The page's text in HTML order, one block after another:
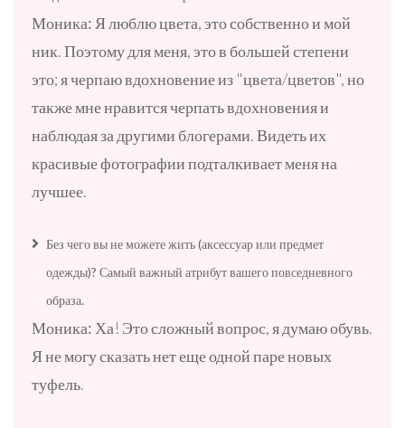
Моника: Я люблю цвета, это собственно и мой
ник. Поэтому для меня, это в большей степени
это; я черпаю вдохновение из "цвета/цветов", но
также мне нравится черпать вдохновения и
наблюдая за другими блогерами. Видеть их
красивые фотографии подталкивает меня на
лучшее.
Без чего вы не можете жить (аксессуар или предмет
одежды)? Самый важный атрибут вашего повседневного
образа.
Моника: Ха! Это сложный вопрос, я думаю обувь.
Я не могу сказать нет еще одной паре новых
туфель.